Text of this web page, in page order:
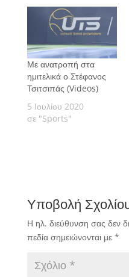
Με ανατροπή στα
ημιτελικά ο Στέφανος
Τσιτσιπάς (Videos)
5 Ιουλίου 2020
σε "Sports"
Υποβολή
Η ηλ. διεύθυνση σας δεν
πεδία σημειώνονται με *